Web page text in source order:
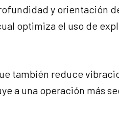
y orientación
optimiza el uso de
también reduce
a una operación más